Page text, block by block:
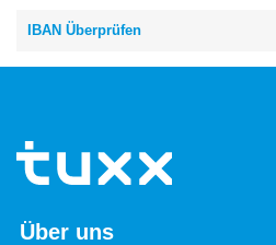
IBAN Überprüfen
Über uns